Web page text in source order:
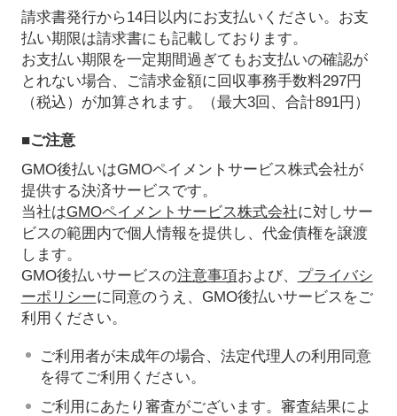
請求書発行から14日以内にお支払いください。お支
払い期限は請求書にも記載しております。
お支払い期限を一定期間過ぎてもお支払いの確認が
とれない場合、ご請求金額に回収事務手数料297円
（税込）が加算されます。（最大3回、合計891円）
■ご注意
GMO後払いはGMOペイメントサービス株式会社が
提供する決済サービスです。
当社はGMOペイメントサービス株式会社に対しサー
ビスの範囲内で個人情報を提供し、代金債権を譲渡
します。
GMO後払いサービスの注意事項および、 プライバシ
ーポリシーに同意のうえ、GMO後払いサービスをご
利用ください。
ご利用者が未成年の場合、法定代理人の利用同意
を得てご利用ください。
ご利用にあたり審査がございます。審査結果によ